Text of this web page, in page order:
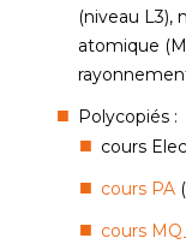
(niveau L3),
atomique
Polycopiés :
cours
cours PA
cours